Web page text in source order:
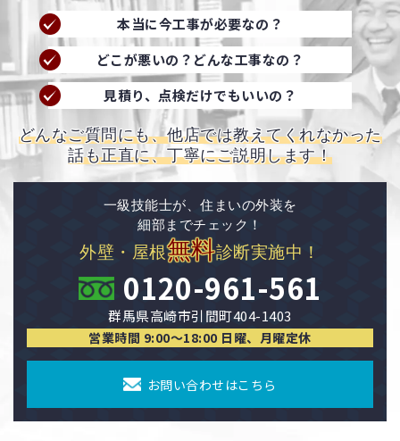
本当に今工事が必要なの？
どこが悪いの？どんな工事なの？
見積り、点検だけでもいいの？
どんなご質問にも、他店では教えてくれなかった
話も正直に、丁寧にご説明します！
一級技能士が、住まいの外装を
細部までチェック！
外壁・屋根無料診断実施中！
0120-961-561
群馬県高崎市引間町404-1403
営業時間 9:00〜18:00 日曜、月曜定休
お問い合わせはこちら